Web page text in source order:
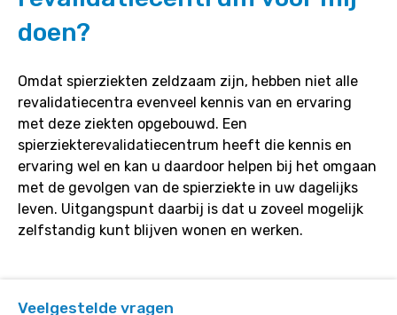
voor
mij
doen?
Omdat spierziekten zeldzaam zijn, hebben niet alle
revalidatiecentra evenveel kennis van en ervaring
met deze ziekten opgebouwd. Een
spierziekterevalidatiecentrum heeft die kennis en
ervaring wel en kan u daardoor helpen bij het omgaan
met de gevolgen van de spierziekte in uw dagelijks
leven. Uitgangspunt daarbij is dat u zoveel mogelijk
zelfstandig kunt blijven wonen en werken.
Veelgestelde vragen